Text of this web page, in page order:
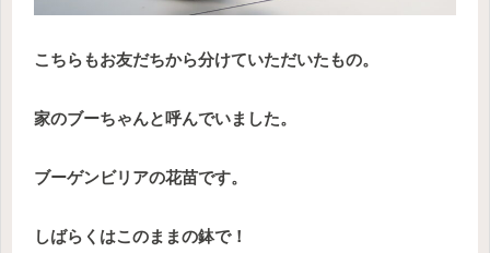
こちらもお友だちから分けていただいたもの。
家のブーちゃんと呼んでいました。
ブーゲンビリアの花苗です。
しばらくはこのままの鉢で！